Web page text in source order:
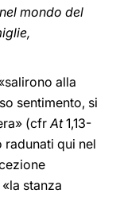
mondo del
alla
sentimento, si
(cfrAt1,13-
radunati qui nel
stanza